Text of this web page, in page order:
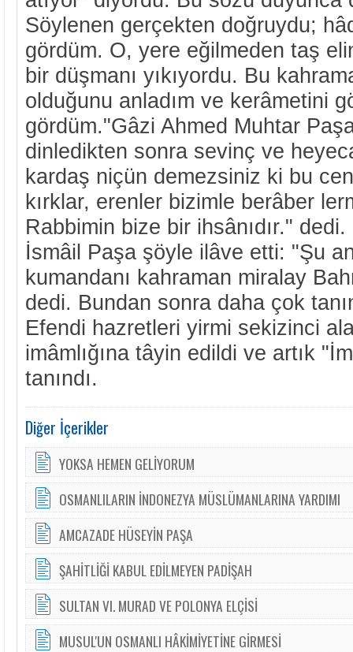
Söylenen gerçekten doğruydu;
gördüm. O, yere eğilmeden taş
bir düşmanı yıkıyordu. Bu
olduğunu anladım ve kerâmetini
gördüm."Gâzi Ahmed Muhtar
dinledikten sonra sevinç ve
kardaş niçün demezsiniz ki bu
kırklar, erenler bizimle berâber
Rabbimin bize bir ihsânıdır."
İsmâil Paşa şöyle ilâve etti: "Şu
kumandanı kahraman miralay
dedi. Bundan sonra daha çok
Efendi hazretleri yirmi sekizinci
imâmlığına tâyin edildi ve artık
tanındı.
Diğer İçerikler
YOKSA HEMEN GELİYORUM
OSMANLILARIN İNDONEZYA MÜSLÜMANLARINA YARDIMI
AMCAZADE HÜSEYİN PAŞA
ŞAHİTLİĞİ KABUL EDİLMEYEN PADİŞAH
SULTAN VI. MURAD VE POLONYA ELÇİSİ
MUSUL'UN OSMANLI HÂKİMİYETİNE GİRMESİ